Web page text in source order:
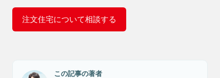
注文住宅について相談する
この記事の著者